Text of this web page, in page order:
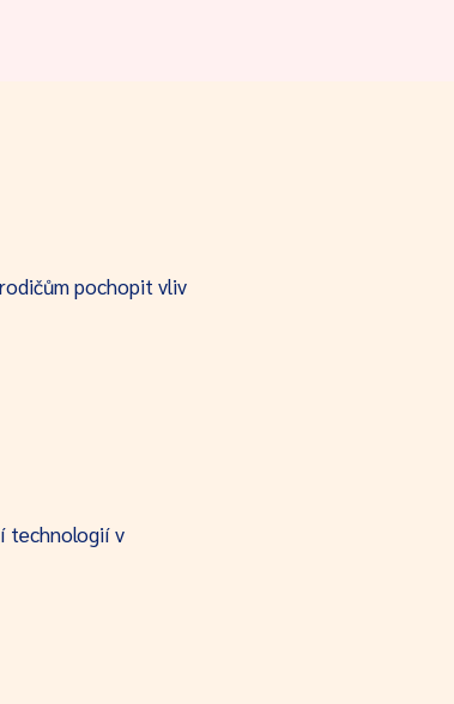
pochopit vliv
technologií v